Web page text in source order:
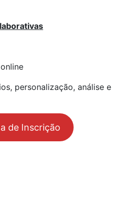
online
personalização, análise e
de Inscrição